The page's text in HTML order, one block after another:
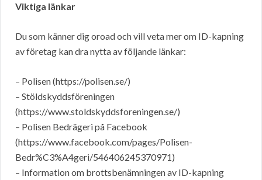
Viktiga länkar
Du som känner dig oroad och vill veta mer om ID-kapning
av företag kan dra nytta av följande länkar:
– Polisen (https://polisen.se/)
– Stöldskyddsföreningen
(https://www.stoldskyddsforeningen.se/)
– Polisen Bedrägeri på Facebook
(https://www.facebook.com/pages/Polisen-
Bedr%C3%A4geri/546406245370971)
– Information om brottsbenämningen av ID-kapning